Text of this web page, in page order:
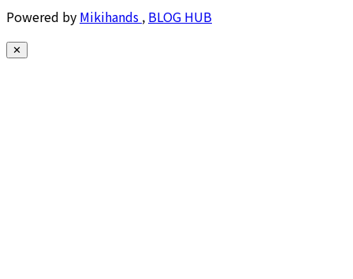
Powered by Mikihands , BLOG HUB
✕